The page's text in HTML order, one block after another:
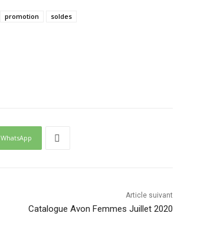
promotion soldes
WhatsApp
Article suivant
Catalogue Avon Femmes Juillet 2020